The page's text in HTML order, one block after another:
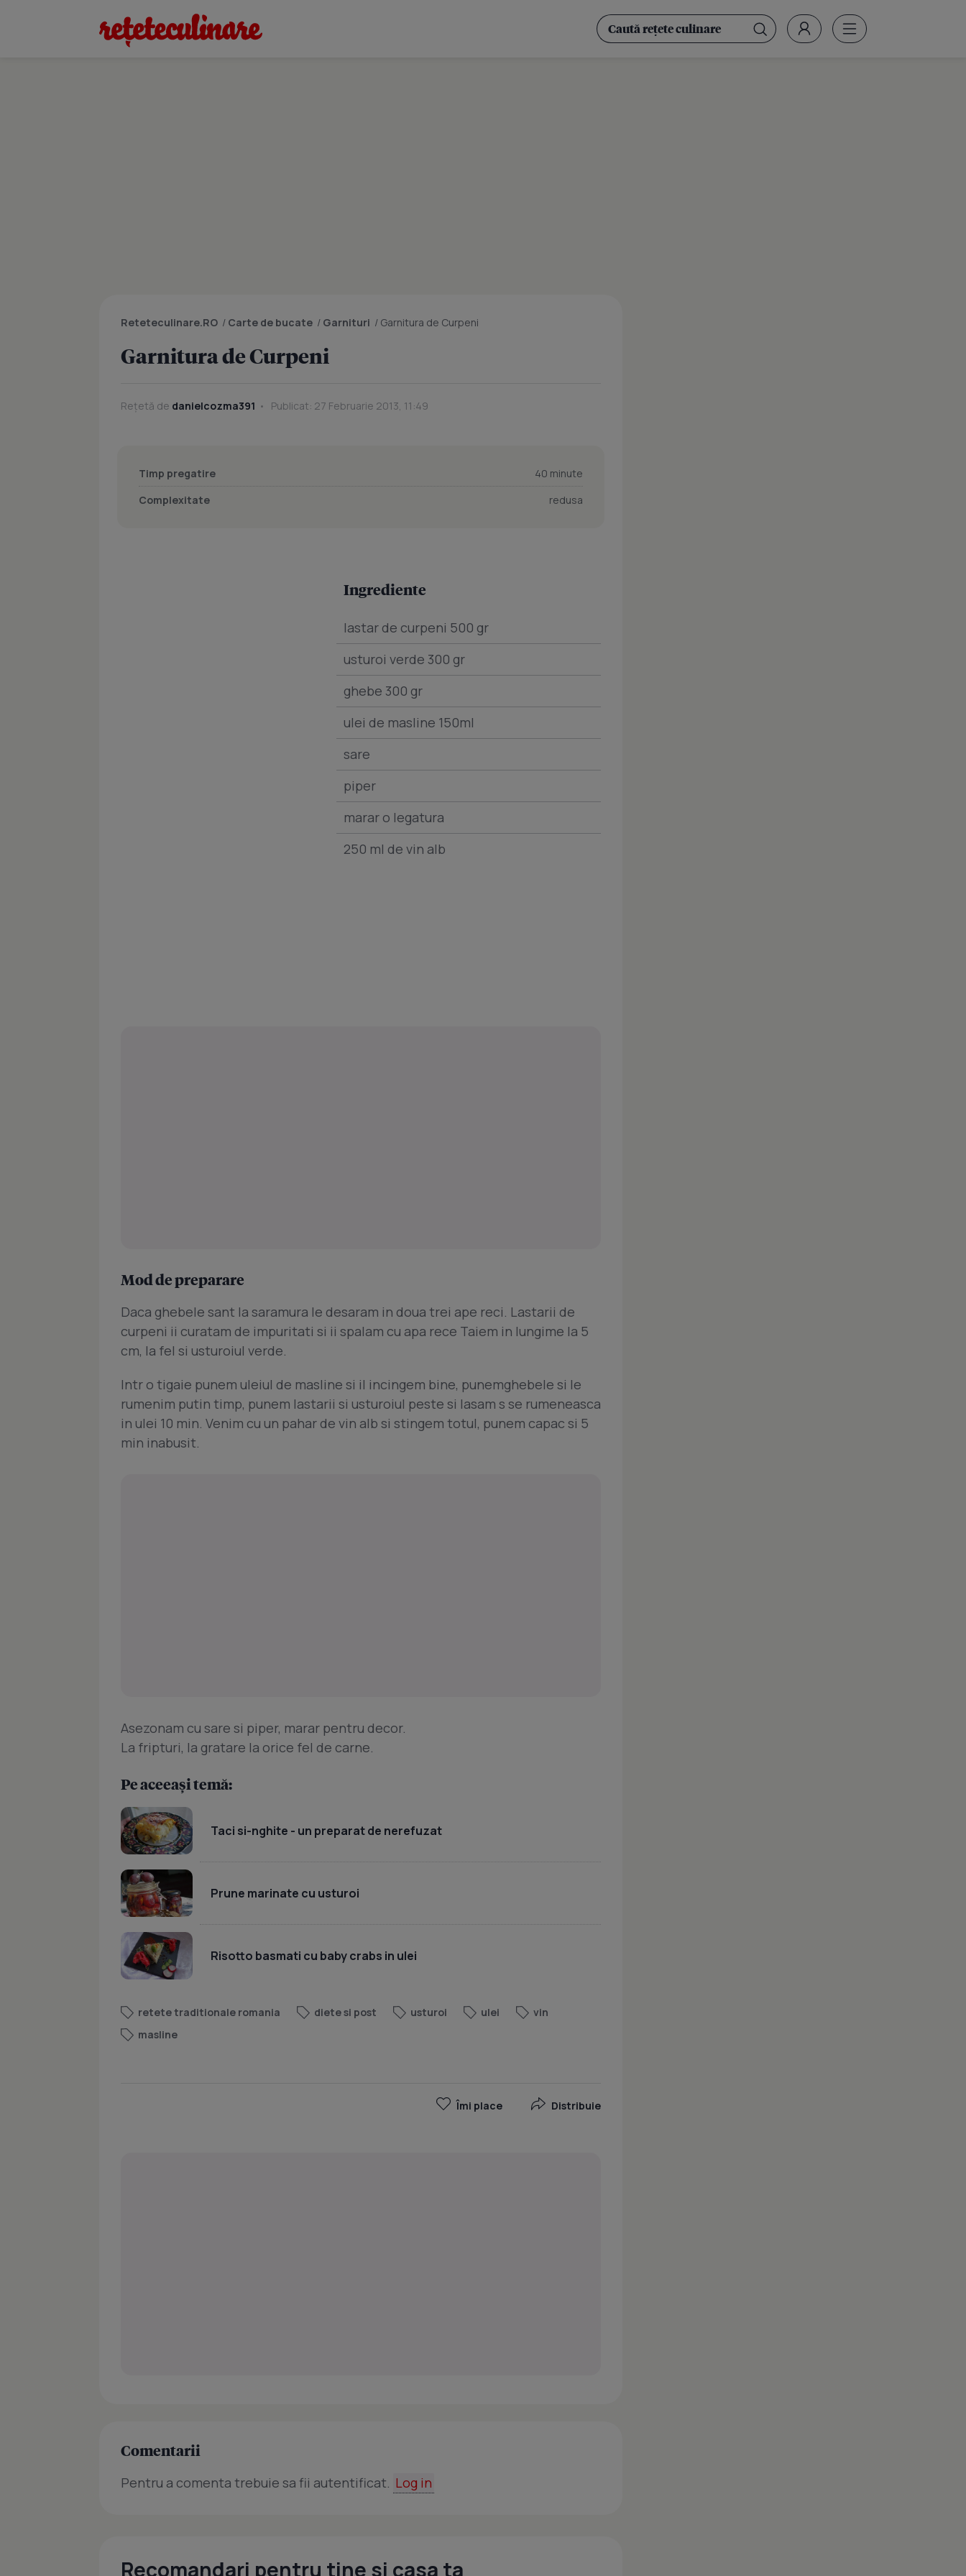
Reteteculinare.RO / Carte de bucate / Garnituri / Garnitura de Curpeni
Garnitura de Curpeni
Rețetă de danielcozma391 Publicat: 27 Februarie 2013, 11:49
Timp pregatire
40 minute
Complexitate
redusa
Ingrediente
lastar de curpeni 500 gr
usturoi verde 300 gr
ghebe 300 gr
ulei de masline 150ml
sare
piper
marar o legatura
250 ml de vin alb
Mod de preparare
Daca ghebele sant la saramura le desaram in doua trei ape reci. Lastarii de
curpeni ii curatam de impuritati si ii spalam cu apa rece Taiem in lungime la 5
cm, la fel si usturoiul verde.
Intr o tigaie punem uleiul de masline si il incingem bine, punemghebele si le
rumenim putin timp, punem lastarii si usturoiul peste si lasam s se rumeneasca
in ulei 10 min. Venim cu un pahar de vin alb si stingem totul, punem capac si 5
min inabusit.
Asezonam cu sare si piper, marar pentru decor.
La fripturi, la gratare la orice fel de carne.
Pe aceeași temă:
Taci si-nghite - un preparat de nerefuzat
Prune marinate cu usturoi
Risotto basmati cu baby crabs in ulei
retete traditionale romania diete si post usturoi ulei
vin
masline
Îmi place Distribuie
Comentarii
Pentru a comenta trebuie sa fii autentificat. Log in
Recomandari pentru tine si casa ta